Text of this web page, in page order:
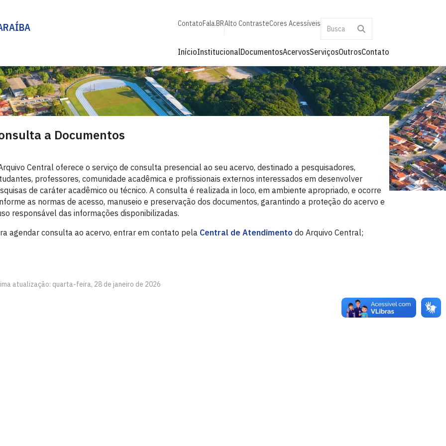
ContatoFala.BRAlto ContrasteCores Acessíveis
InícioInstitucionalDocumentosAcervosServiçosOutrosContato
a Documentos
Central oferece o serviço de consulta presencial ao seu acervo, destinado a pesquisadores,
professores, comunidade acadêmica e profissionais externos interessados em desenvolver
de caráter acadêmico ou técnico. A consulta é realizada in loco, em ambiente apropriado, e ocorre
as normas de acesso, manuseio e preservação dos documentos, garantindo a proteção do acervo e
responsável das informações disponibilizadas.
agendar consulta ao acervo, entrar em contato pela Central de Atendimento do Arquivo Central;
atualização: quarta-feira, 28 de janeiro de 2026